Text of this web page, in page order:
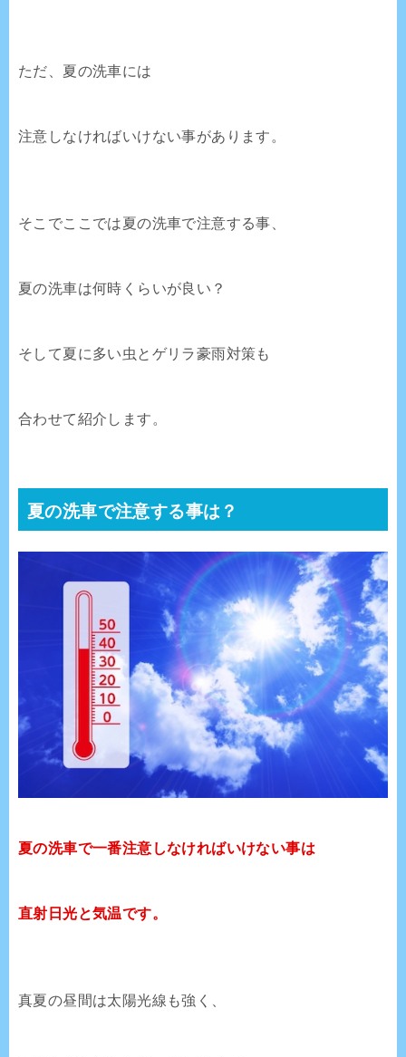
ただ、夏の洗車には
注意しなければいけない事があります。
そこでここでは夏の洗車で注意する事、
夏の洗車は何時くらいが良い？
そして夏に多い虫とゲリラ豪雨対策も
合わせて紹介します。
夏の洗車で注意する事は？
夏の洗車で一番注意しなければいけない事は
直射日光と気温です。
真夏の昼間は太陽光線も強く、